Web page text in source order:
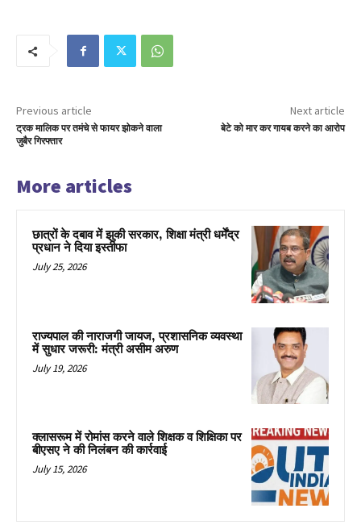
Previous article
ट्रक मालिक पर तमंचे से फायर झोकने वाला
जुबैर गिरफ्तार
Next article
बेटे को मार कर गायब करने का आरोप
More articles
छात्रों के दबाव में झुकी सरकार, शिक्षा मंत्री धर्मेंद्र
प्रधान ने दिया इस्तीफा
July 25, 2026
राज्यपाल की नाराजगी जायज, प्रशासनिक व्यवस्था
में सुधार जरूरी: मंत्री असीम अरुण
July 19, 2026
क्लासरूम में रोमांस करने वाले शिक्षक व शिक्षिका पर
बीएसए ने की निलंबन की कार्रवाई
July 15, 2026